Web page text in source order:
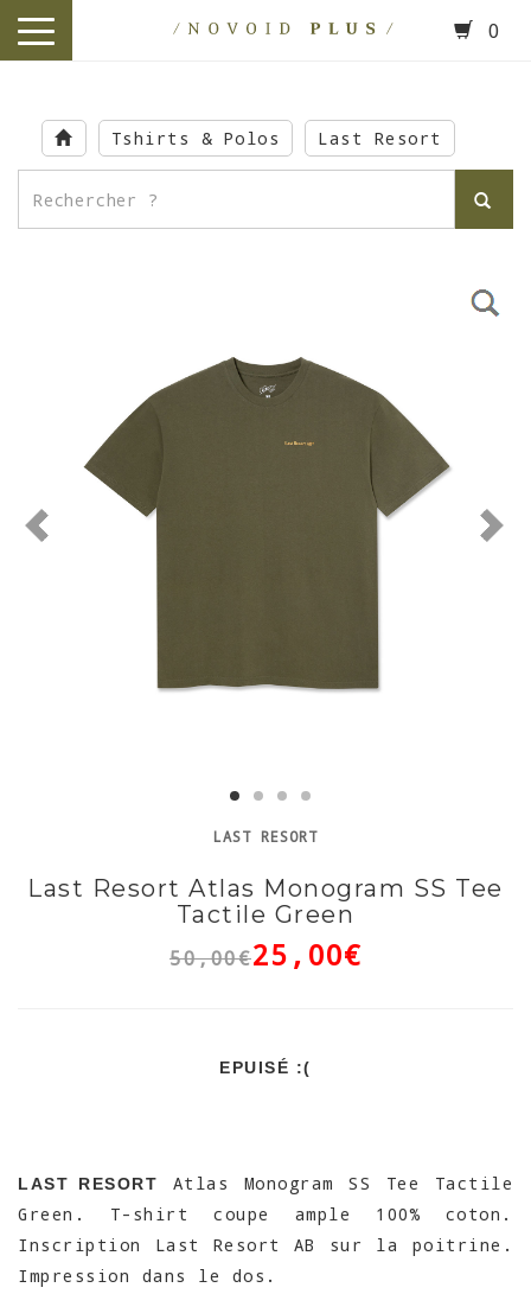
main
content
toggle
0
Tshirts & Polos Last Resort
LAST RESORT
Last Resort Atlas Monogram SS Tee
Tactile Green
50,00€25,00€
EPUISÉ :(
LAST RESORT
Atlas Monogram SS Tee Tactile
Green. T-shirt coupe ample 100% coton.
Inscription Last Resort AB sur la poitrine.
Impression dans le dos.